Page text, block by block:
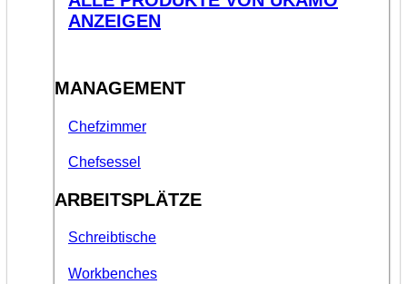
ANZEIGEN
MANAGEMENT
Chefzimmer
Chefsessel
ARBEITSPLÄTZE
Schreibtische
Workbenches